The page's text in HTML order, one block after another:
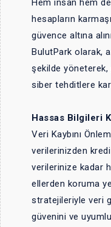
Hem insan hem de
hesapların
güvence altına
BulutPark olarak,
şekilde yöneterek,
siber tehditlere
Hassas Bilgileri
Veri Kaybını
verilerinizden
verilerinize kadar
ellerden koruma
stratejileriyle veri
güvenini ve